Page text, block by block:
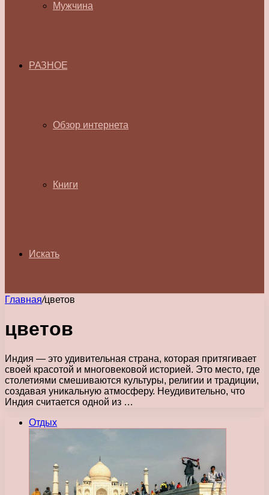
Мужчина
РАЗНОЕ
Обзор интернета
Книги
Искать
Главная/цветов
цветов
Индия — это удивительная страна, которая притягивает
своей красотой и многовековой историей. Это место, где
столетиями смешиваются культуры, религии и традиции,
создавая уникальную атмосферу. Неудивительно, что
Индия считается одной из …
Отдых